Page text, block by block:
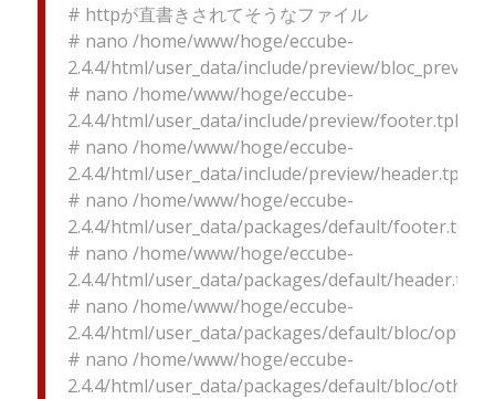
# httpが直書きされてそうなファイル
# nano /home/www/hoge/eccube-
2.4.4/html/user_data/include/preview/
# nano /home/www/hoge/eccube-
2.4.4/html/user_data/include/preview/footer.tpl
# nano /home/www/hoge/eccube-
2.4.4/html/user_data/include/preview/header.tpl
# nano /home/www/hoge/eccube-
2.4.4/html/user_data/packages/default/footer.tpl
# nano /home/www/hoge/eccube-
2.4.4/html/user_data/packages/default/header.tpl
# nano /home/www/hoge/eccube-
2.4.4/html/user_data/packages/default/bloc/
# nano /home/www/hoge/eccube-
2.4.4/html/user_data/packages/default/bloc/